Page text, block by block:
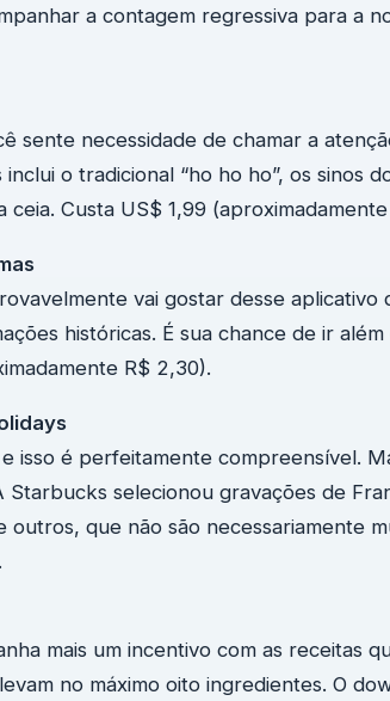
a contagem regressiva para a
sente necessidade de chamar a
o tradicional “ho ho ho”, os sinos
Custa US$ 1,99
vai gostar desse aplicativo
históricas. É sua chance de ir
R$ 2,30).
isso é perfeitamente compreensível.
Starbucks selecionou gravações de
outros, que não são necessariamente
mais um incentivo com as receitas
no máximo oito ingredientes. O